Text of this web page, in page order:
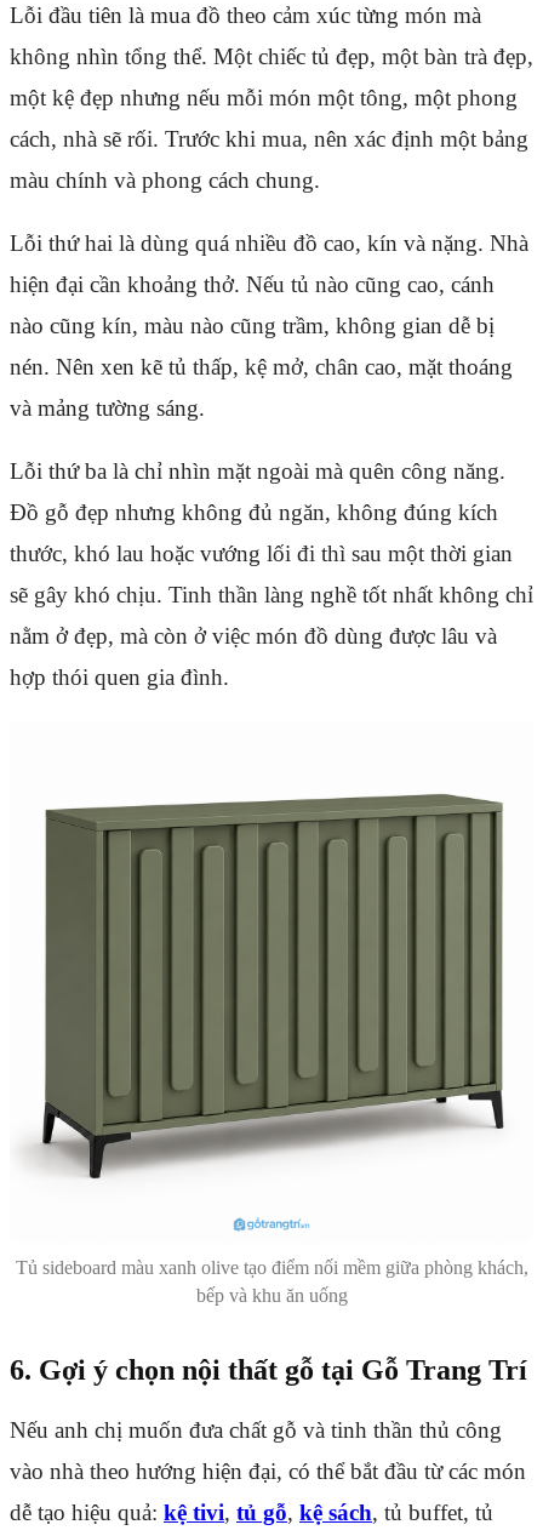
Lỗi đầu tiên là mua đồ theo cảm xúc từng món mà
không nhìn tổng thể. Một chiếc tủ đẹp, một bàn trà đẹp,
một kệ đẹp nhưng nếu mỗi món một tông, một phong
cách, nhà sẽ rối. Trước khi mua, nên xác định một bảng
màu chính và phong cách chung.
Lỗi thứ hai là dùng quá nhiều đồ cao, kín và nặng. Nhà
hiện đại cần khoảng thở. Nếu tủ nào cũng cao, cánh
nào cũng kín, màu nào cũng trầm, không gian dễ bị
nén. Nên xen kẽ tủ thấp, kệ mở, chân cao, mặt thoáng
và mảng tường sáng.
Lỗi thứ ba là chỉ nhìn mặt ngoài mà quên công năng.
Đồ gỗ đẹp nhưng không đủ ngăn, không đúng kích
thước, khó lau hoặc vướng lối đi thì sau một thời gian
sẽ gây khó chịu. Tinh thần làng nghề tốt nhất không chỉ
nằm ở đẹp, mà còn ở việc món đồ dùng được lâu và
hợp thói quen gia đình.
Tủ sideboard màu xanh olive tạo điểm nối mềm giữa phòng khách,
bếp và khu ăn uống
6. Gợi ý chọn nội thất gỗ tại Gỗ Trang Trí
Nếu anh chị muốn đưa chất gỗ và tinh thần thủ công
vào nhà theo hướng hiện đại, có thể bắt đầu từ các món
dễ tạo hiệu quả: kệ tivi, tủ gỗ, kệ sách, tủ buffet, tủ